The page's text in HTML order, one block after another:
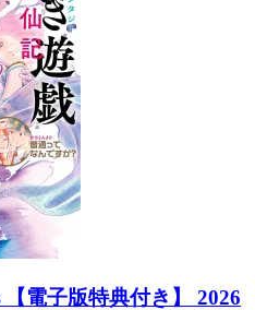
電子版特典付き】 2026